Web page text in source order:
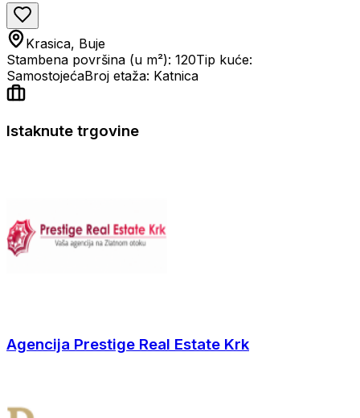
Krasica, Buje
Stambena površina (u m²): 120Tip kuće:
SamostojećaBroj etaža: Katnica
Istaknute trgovine
Agencija Prestige Real Estate Krk